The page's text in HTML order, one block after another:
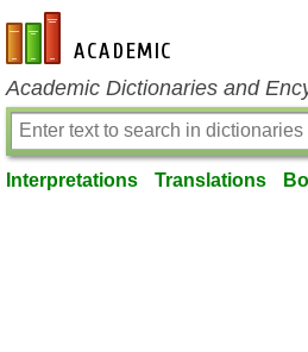
en-academic.com
Academic Dictionaries and
Interpretations Translations